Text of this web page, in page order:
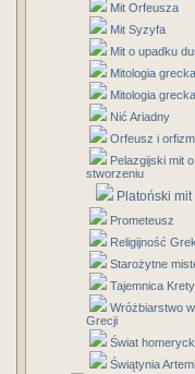
Mit Orfeusza
Mit Syzyfa
Mit o upadku
Mitologia
Mitologia
Nić Ariadny
Orfeusz i orfizm
Pelazgijski mit o
stworzeniu
Platoński mit
Prometeusz
Religijność
Starożytne
Tajemnica Krety
Wróżbiarstwo w
Grecji
Świat
Świątynia